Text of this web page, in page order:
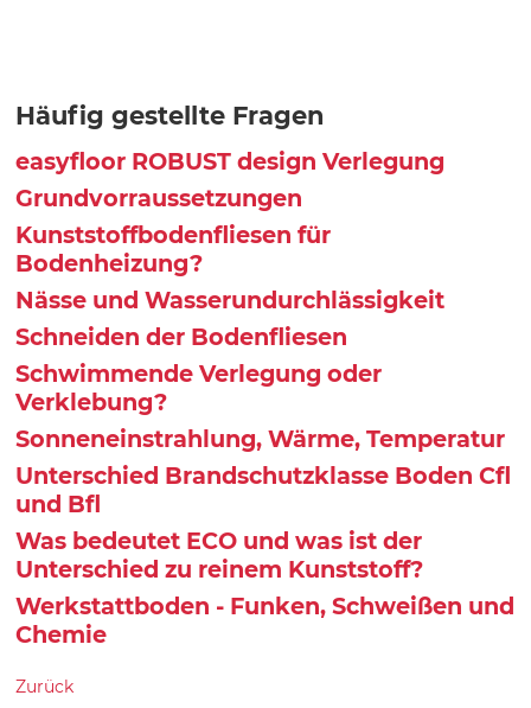
Häufig gestellte Fragen
easyfloor ROBUST design Verlegung
Grundvorraussetzungen
Kunststoffbodenfliesen für
Bodenheizung?
Nässe und Wasserundurchlässigkeit
Schneiden der Bodenfliesen
Schwimmende Verlegung oder
Verklebung?
Sonneneinstrahlung, Wärme, Temperatur
Unterschied Brandschutzklasse Boden Cfl
und Bfl
Was bedeutet ECO und was ist der
Unterschied zu reinem Kunststoff?
Werkstattboden - Funken, Schweißen und
Chemie
Zurück